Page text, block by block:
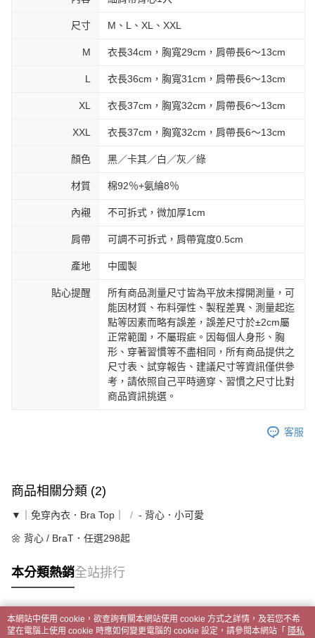
尺寸 M、L、XL、XXL
M 衣長34cm，胸寬29cm，肩帶長6～13cm
L 衣長36cm，胸寬31cm，肩帶長6～13cm
XL 衣長37cm，胸寬32cm，肩帶長6～13cm
XXL 衣長37cm，胸寬32cm，肩帶長6～13cm
顏色 黑／卡其／白／灰／綠
材質 棉92％+氨綸8％
內襯 不可拆式，微加厚1cm
肩帶 可調不可拆式，肩帶寬度0.5cm
產地 中國製
貼心提醒
所有商品測量尺寸皆為平放未撐開測量，可
能因材質、布料彈性、製程差異、測量起迄
點等因素而略有誤差，誤差尺寸於±2cm屬
正常範圍，不屬瑕疵。因每個人身形、胸
形、穿著習慣等不盡相同，所有商品提供之
尺寸表、試穿報告、建議尺寸等資訊僅供參
考，請依照自己平時適穿、習慣之尺寸比對
商品資訊挑選。
客服
商品相關分類 (2)
▼｜免穿內衣．Bra Top｜ - 背心．小可愛
🌼 背心 / BraT．任選298起
本分類熱銷全站排行
熱門標籤
本網站中使用 cookie，欲查詢有關本網站使用 cookie 方式之詳情，及若您不希
望在電腦上使用 cookie 時應如何變更電腦的 cookie 設定，請參閱本網站「 隱私